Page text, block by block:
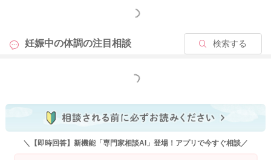
もっと見る
妊娠中の体調の注目相談 検索する
もっと見る
＼【即時回答】新機能「専門家相談AI」登場！アプリで今すぐ相談／